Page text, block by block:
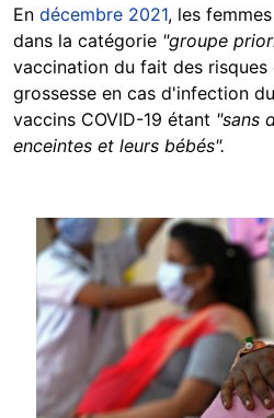
En décembre 2021, les
dans la catégorie "groupe
vaccination du fait des risques
grossesse en cas d'infection
vaccins COVID-19 étant "sans
enceintes et leurs bébés".
Image